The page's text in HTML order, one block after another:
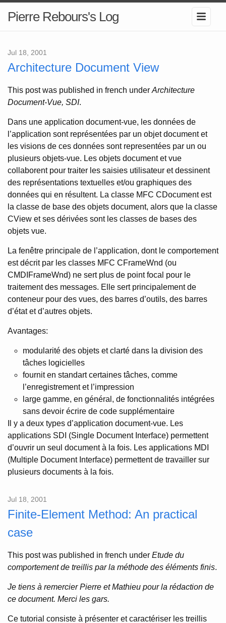
Pierre Rebours's Log
Jul 18, 2001
Architecture Document View
This post was published in french under Architecture
Document-Vue, SDI.
Dans une application document-vue, les données de
l’application sont représentées par un objet document et
les visions de ces données sont representées par un ou
plusieurs objets-vue. Les objets document et vue
collaborent pour traiter les saisies utilisateur et dessinent
des représentations textuelles et/ou graphiques des
données qui en résultent. La classe MFC CDocument est
la classe de base des objets document, alors que la classe
CView et ses dérivées sont les classes de bases des
objets vue.
La fenêtre principale de l’application, dont le comportement
est décrit par les classes MFC CFrameWnd (ou
CMDIFrameWnd) ne sert plus de point focal pour le
traitement des messages. Elle sert principalement de
conteneur pour des vues, des barres d’outils, des barres
d’état et d’autres objets.
Avantages:
modularité des objets et clarté dans la division des
tâches logicielles
fournit en standart certaines tâches, comme
l’enregistrement et l’impression
large gamme, en général, de fonctionnalités intégrées
sans devoir écrire de code supplémentaire
Il y a deux types d’application document-vue. Les
applications SDI (Single Document Interface) permettent
d’ouvrir un seul document à la fois. Les applications MDI
(Multiple Document Interface) permettent de travailler sur
plusieurs documents à la fois.
Jul 18, 2001
Finite-Element Method: An practical
case
This post was published in french under Etude du
comportement de treillis par la méthode des éléments finis.
Je tiens à remercier Pierre et Mathieu pour la rédaction de
ce document. Merci les gars.
Ce tutorial consiste à présenter et caractériser les treillis